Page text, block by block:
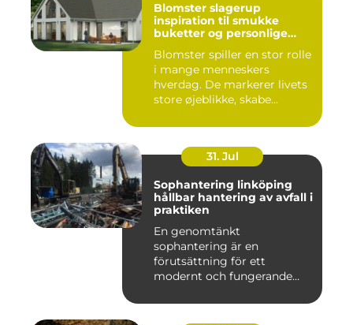
Blomster slagerup
inspiration til smukke
buketter og personlige
Blomster spiller en stor rolle
i mange menneskers
hverdag. De markerer livets
store øjeblikke, skabe...
31. Jul
Sophantering linköping
hållbar hantering av avfall i
praktiken
En genomtänkt
sophantering är en
förutsättning för ett
modernt och fungerande